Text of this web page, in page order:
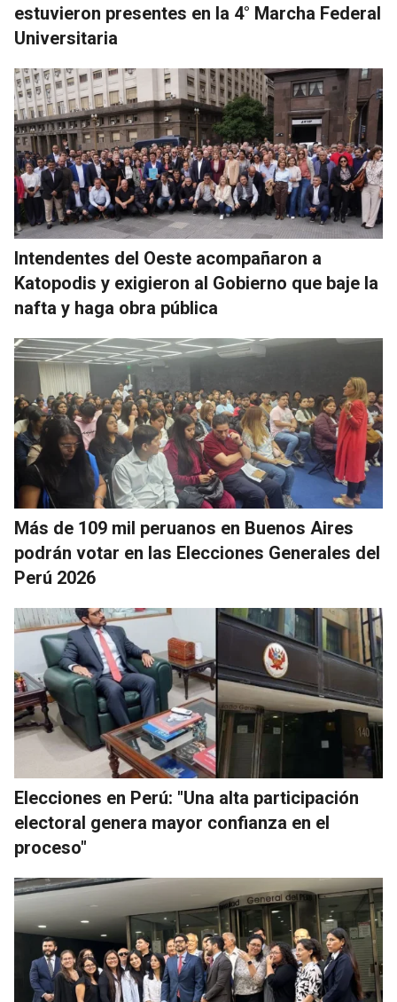
estuvieron presentes en la 4° Marcha Federal
Universitaria
Intendentes del Oeste acompañaron a
Katopodis y exigieron al Gobierno que baje la
nafta y haga obra pública
Más de 109 mil peruanos en Buenos Aires
podrán votar en las Elecciones Generales del
Perú 2026
Elecciones en Perú: "Una alta participación
electoral genera mayor confianza en el
proceso"